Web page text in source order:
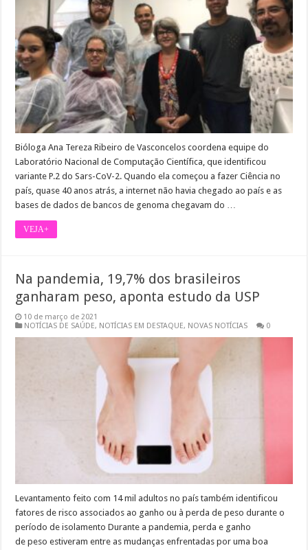
Bióloga Ana Tereza Ribeiro de Vasconcelos coordena equipe do
Laboratório Nacional de Computação Científica, que identificou
variante P.2 do Sars-CoV-2. Quando ela começou a fazer Ciência no
país, quase 40 anos atrás, a internet não havia chegado ao país e as
bases de dados de bancos de genoma chegavam do …
VEJA+
Na pandemia, 19,7% dos brasileiros
ganharam peso, aponta estudo da USP
10 de março de 2021
NOTÍCIAS DE SAÚDE, NOTÍCIAS EM DESTAQUE, NOVAS NOTÍCIAS 0
Levantamento feito com 14 mil adultos no país também identificou
fatores de risco associados ao ganho ou à perda de peso durante o
período de isolamento Durante a pandemia, perda e ganho
de peso estiveram entre as mudanças enfrentadas por uma boa